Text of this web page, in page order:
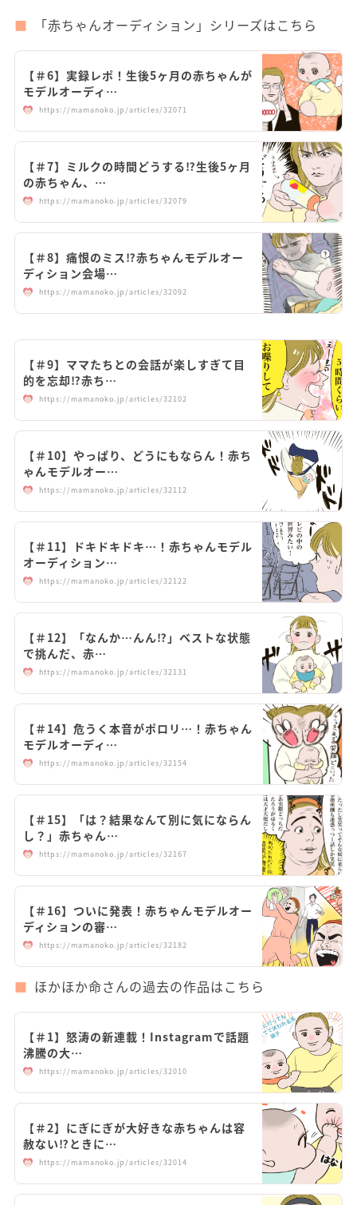
「赤ちゃんオーディション」シリーズはこちら
【＃6】実録レポ！生後5ヶ月の赤ちゃんが
モデルオーディ…
https://mamanoko.jp/articles/32071
【＃7】ミルクの時間どうする⁉︎生後5ヶ月
の赤ちゃん、…
https://mamanoko.jp/articles/32079
【＃8】痛恨のミス⁉︎赤ちゃんモデルオー
ディション会場…
https://mamanoko.jp/articles/32092
【＃9】ママたちとの会話が楽しすぎて目
的を忘却⁉︎赤ち…
https://mamanoko.jp/articles/32102
【＃10】やっぱり、どうにもならん！赤ち
ゃんモデルオー…
https://mamanoko.jp/articles/32112
【＃11】ドキドキドキ…！赤ちゃんモデル
オーディション…
https://mamanoko.jp/articles/32122
【＃12】「なんか…んん⁉︎」ベストな状態
で挑んだ、赤…
https://mamanoko.jp/articles/32131
【＃14】危うく本音がポロリ…！赤ちゃん
モデルオーディ…
https://mamanoko.jp/articles/32154
【＃15】「は？結果なんて別に気にならん
し？」赤ちゃん…
https://mamanoko.jp/articles/32167
【＃16】ついに発表！赤ちゃんモデルオー
ディションの審…
https://mamanoko.jp/articles/32182
ほかほか命さんの過去の作品はこちら
【＃1】怒涛の新連載！Instagramで話題
沸騰の大…
https://mamanoko.jp/articles/32010
【＃2】にぎにぎが大好きな赤ちゃんは容
赦ない⁉︎ときに…
https://mamanoko.jp/articles/32014